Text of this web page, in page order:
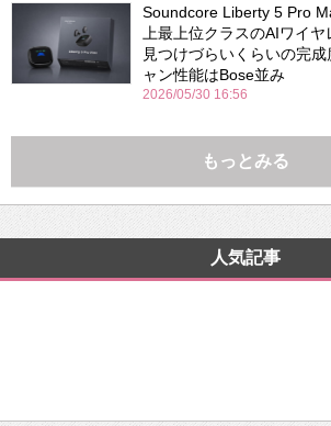
Soundcore Liberty 5 Pro
上最上位クラスのAIワイ
見つけづらいくらいの完
ャン性能はBose並み
2026/05/30 16:56
もっとみる
人気記事